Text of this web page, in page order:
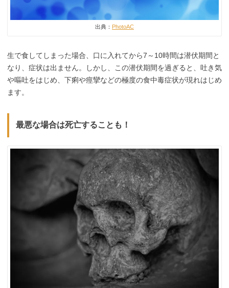
出典： PhotoAC
生で食してしまった場合、口に入れてから7～10時間は潜伏期間と
なり、症状は出ません。しかし、この潜伏期間を過ぎると、吐き気
や嘔吐をはじめ、下痢や痙攣などの極度の食中毒症状が現れはじめ
ます。
最悪な場合は死亡することも！